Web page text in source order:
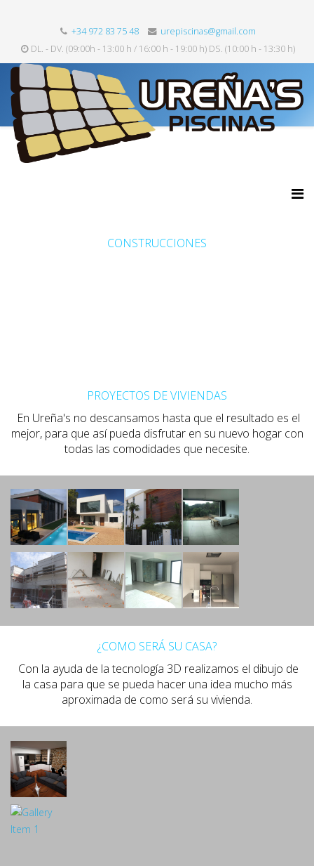
+34 972 83 75 48
urepiscinas@gmail.com
DL. - DV. (09:00h - 13:00 h / 16:00 h - 19:00 h) DS. (10:00 h - 13:30 h)
CONSTRUCCIONES
PROYECTOS DE VIVIENDAS
En Ureña's no descansamos hasta que el resultado es el
mejor, para que así pueda disfrutar en su nuevo hogar con
todas las comodidades que necesite.
¿COMO SERÁ SU CASA?
Con la ayuda de la tecnología 3D realizamos el dibujo de
la casa para que se pueda hacer una idea mucho más
aproximada de como será su vivienda.